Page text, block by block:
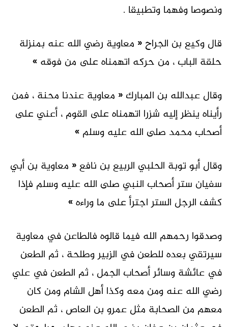
ونصوصا وفهما وتطبيقا .
قال وكيع بن الجراح « معاوية رضي الله عنه بمنزلة
حلقة الباب ، من حركه اتهمناه على من فوقه »
وقال عبدالله بن المبارك « معاوية عندنا محنة ، فمن
رأيناه ينظر إليه شزرا اتهمناه على القوم ، أعني على
أصحاب محمد صلى الله عليه وسلم »
وقال أبو توبة الحلبي الربيع بن نافع « معاوية بن أبي
سفيان ستر أصحاب النبي صلى الله عليه وسلم فإذا
كشف الرجل الستر اجترأ على ما وراءه »
وصدقوا رحمهم الله فيما قالوه فالطاعن في معاوية
سيرتقي بعده للطعن في الزبير وطلحة ، ثم الطعن
في عائشة وسائر أصحاب الجمل ، ثم الطعن في علي
رضي الله عنه ومن معه وكذا أهل الشام ومن كان
معهم من الصحابة مثل عمرو بن العاص ، ثم الطعن